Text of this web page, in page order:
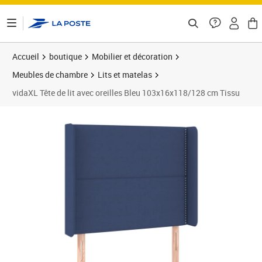
Accueil boutique
Mobilier et décoration
Meubles de chambre
Lits et matelas
vidaXL Tête de lit avec oreilles Bleu 103x16x118/128 cm Tissu